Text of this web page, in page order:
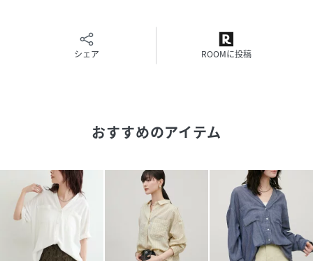
＝＝＝＝＝＝＝＝＝＝＝＝＝＝＝＝＝＝＝
透け感：ややあり
＝＝＝＝＝＝＝＝＝＝＝＝＝＝＝＝＝＝＝
▼ コンセプト
＜LARUTA＞
シンプルだけど洗練されていて、それでいて自然体。
着飾るよりも着ていてリラックスできる、そんなお洋服を纏
いたい気分。
シェア ROOMに投稿
おすすめのアイテム